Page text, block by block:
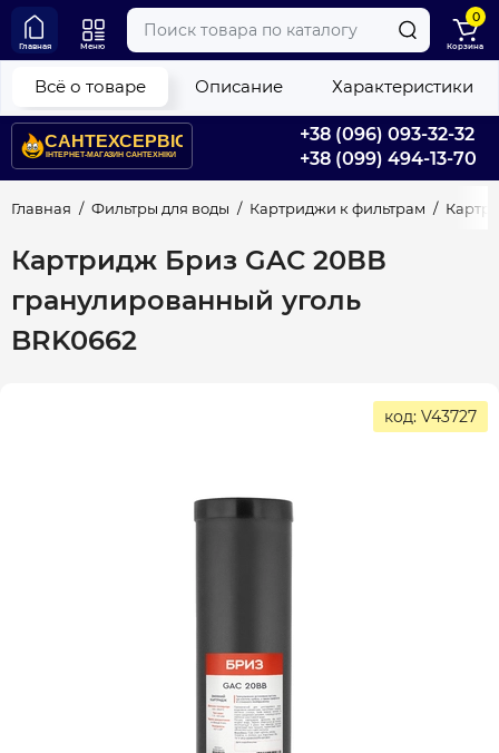
+38 (096) 093-32-32
+38 (099) 494-13-70
Главная Меню
0
Корзина
Главная Фильтры для воды Картриджи к фильтрам
Картридж Бриз GAC 20ВВ
гранулированный уголь
BRK0662
Всё о товаре Описание Характеристики
код: V43727